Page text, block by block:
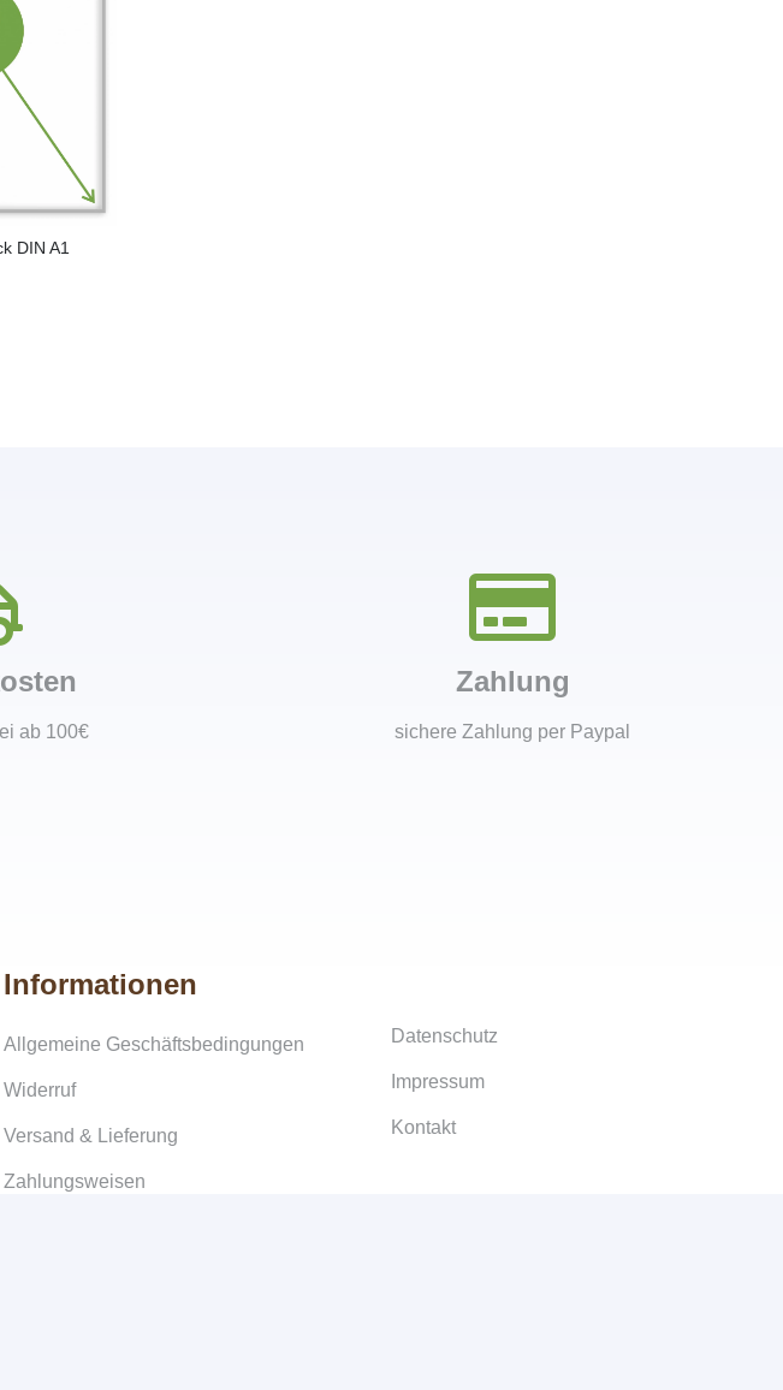
DIN A1
ab 100€
Zahlung
sichere Zahlung per Paypal
Informationen
Allgemeine Geschäftsbedingungen
Widerruf
Versand & Lieferung
Zahlungsweisen
Datenschutz
Impressum
Kontakt